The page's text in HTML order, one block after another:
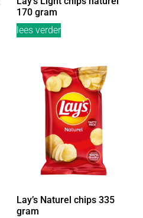
170 gram
lees verder
Lay’s Naturel chips 335
gram